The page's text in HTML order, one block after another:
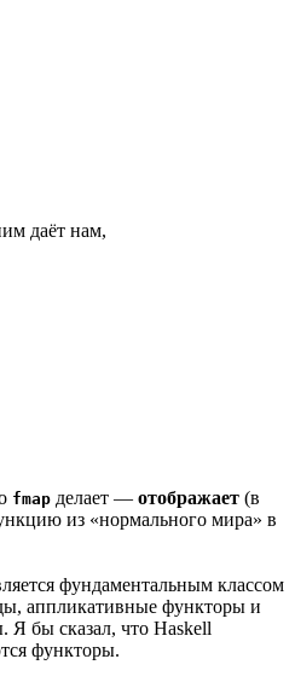
даёт нам,
fmap делает — отображает (в
из «нормального мира» в
фундаментальным классом
аппликативные функторы и
Я бы сказал, что Haskell
функторы.